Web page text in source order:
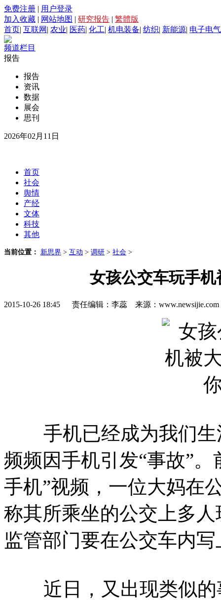
免费注册 | 用户登录
加入收藏 | 网站地图 | 研究报告 | 繁體版
首页| 互联网 | 农业| 医药| 化工| 机电装备| 纺织| 新能源| 电子电气
频道栏目
报告
报告
资讯
数据
展会
思刊
2026年02月11日
首页
社会
舆情
产经
文体
科技
其他
当前位置： 新思界 > 互动 > 调研 > 社会 >
女孩公交车玩手
2015-10-26 18:45 责任编辑：李蕊 来源：
手机已经成为我们生
频频因手机引发“事故”
手机”视频，一位大妈在
称其所乘坐的公交上多
监管部门要在公交车内
近日，又出现类似的